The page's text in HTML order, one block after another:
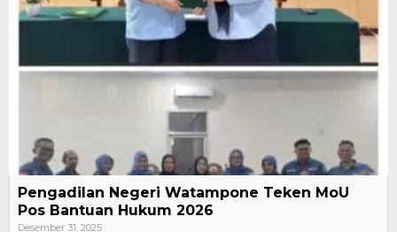
Pengadilan Negeri Watampone Teken MoU
Pos Bantuan Hukum 2026
Desember 31, 2025